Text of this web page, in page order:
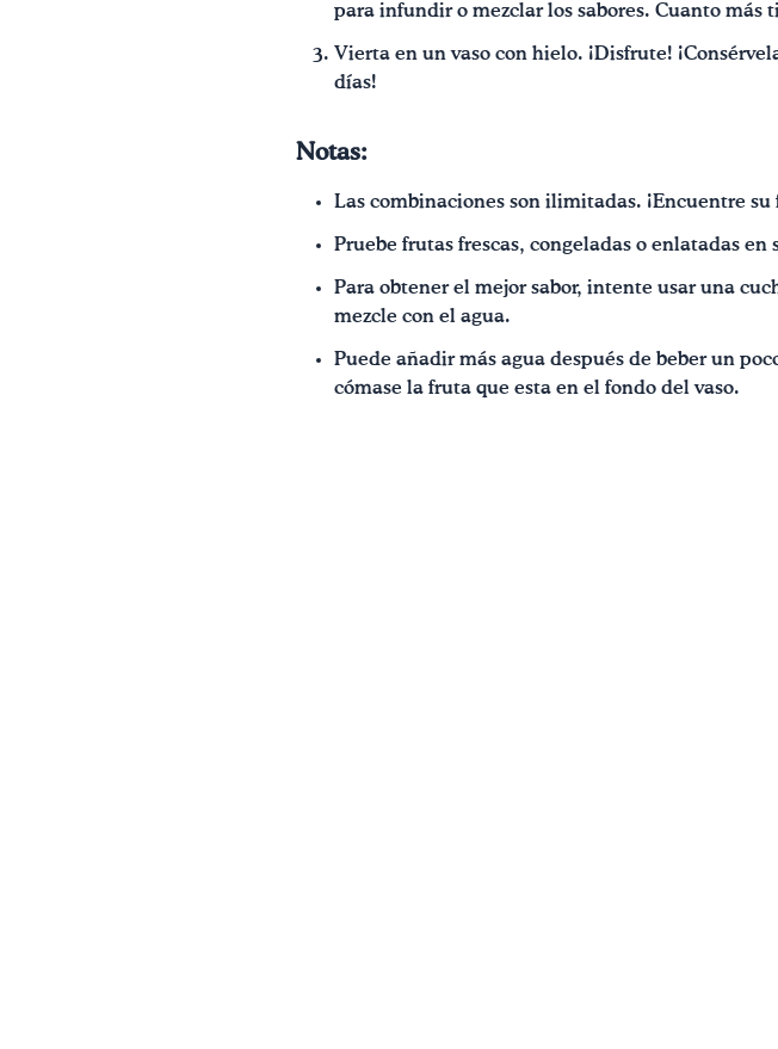
para infundir o mezclar los sabores. Cuanto más
Vierta en un vaso con hielo. ¡Disfrute!
días!
Notas:
Las combinaciones son ilimitadas. ¡Encuentre su
Pruebe frutas frescas, congeladas o enlatadas
Para obtener el mejor sabor, intente usar una
mezcle con el agua.
Puede añadir más agua después de beber un
cómase la fruta que esta en el fondo del vaso.